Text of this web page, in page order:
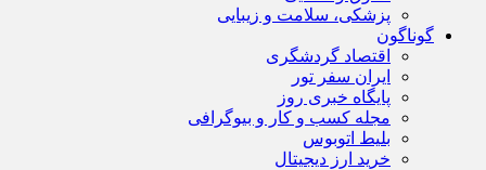
پزشکی، سلامت و زیبایی
گوناگون
اقتصاد گردشگری
ایران سفر تور
پایگاه خبری روز
مجله کسب و کار و بیوگرافی
بلیط اتوبوس
خرید ارز دیجیتال